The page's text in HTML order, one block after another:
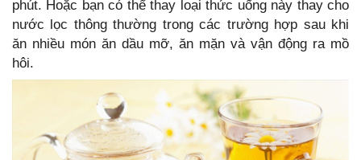
phút. Hoặc bạn có thể thay loại thức uống này thay cho
nước lọc thông thường trong các trường hợp sau khi
ăn nhiều món ăn dầu mỡ, ăn mặn và vận động ra mồ
hôi.